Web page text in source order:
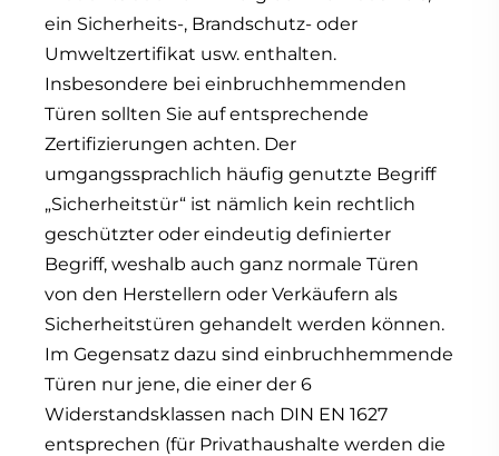
ein Sicherheits-, Brandschutz- oder
Umweltzertifikat usw. enthalten.
Insbesondere bei einbruchhemmenden
Türen sollten Sie auf entsprechende
Zertifizierungen achten. Der
umgangssprachlich häufig genutzte Begriff
„Sicherheitstür“ ist nämlich kein rechtlich
geschützter oder eindeutig definierter
Begriff, weshalb auch ganz normale Türen
von den Herstellern oder Verkäufern als
Sicherheitstüren gehandelt werden können.
Im Gegensatz dazu sind einbruchhemmende
Türen nur jene, die einer der 6
Widerstandsklassen nach DIN EN 1627
entsprechen (für Privathaushalte werden die